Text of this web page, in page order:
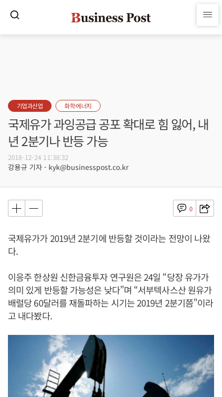
기업과산업 화학·에너지
국제유가 과잉공급 공포 확대로 힘 잃어, 내
년 2분기나 반등 가능
2018-12-24 11:38:32
강용규 기자 - kyk@businesspost.co.kr
0
국제유가가 2019년 2분기에 반등할 것이라는 전망이 나왔
다.
이응주 한상원 신한금융투자 연구원은 24일 “당장 유가가
의미 있게 반등할 가능성은 낮다”며 “서부텍사스산 원유가
배럴당 60달러를 재돌파하는 시기는 2019년 2분기쯤”이라
고 내다봤다.